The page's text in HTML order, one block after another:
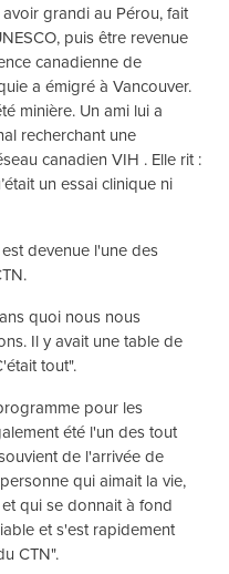
grandi au Pérou, fait
puis être revenue
canadienne de
a émigré à Vancouver.
minière. Un ami lui a
recherchant une
canadien VIH . Elle rit :
un essai clinique ni
devenue l'une des
quoi nous nous
Il y avait une table de
tout".
pour les
été l'un des tout
de l'arrivée de
qui aimait la vie,
qui se donnait à fond
et s'est rapidement
CTN".